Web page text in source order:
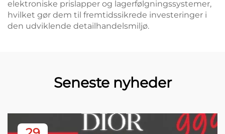
elektroniske prislapper og lagerfølgningssystemer,
hvilket gør dem til fremtidssikrede investeringer i
den udviklende detailhandelsmiljø.
Seneste nyheder